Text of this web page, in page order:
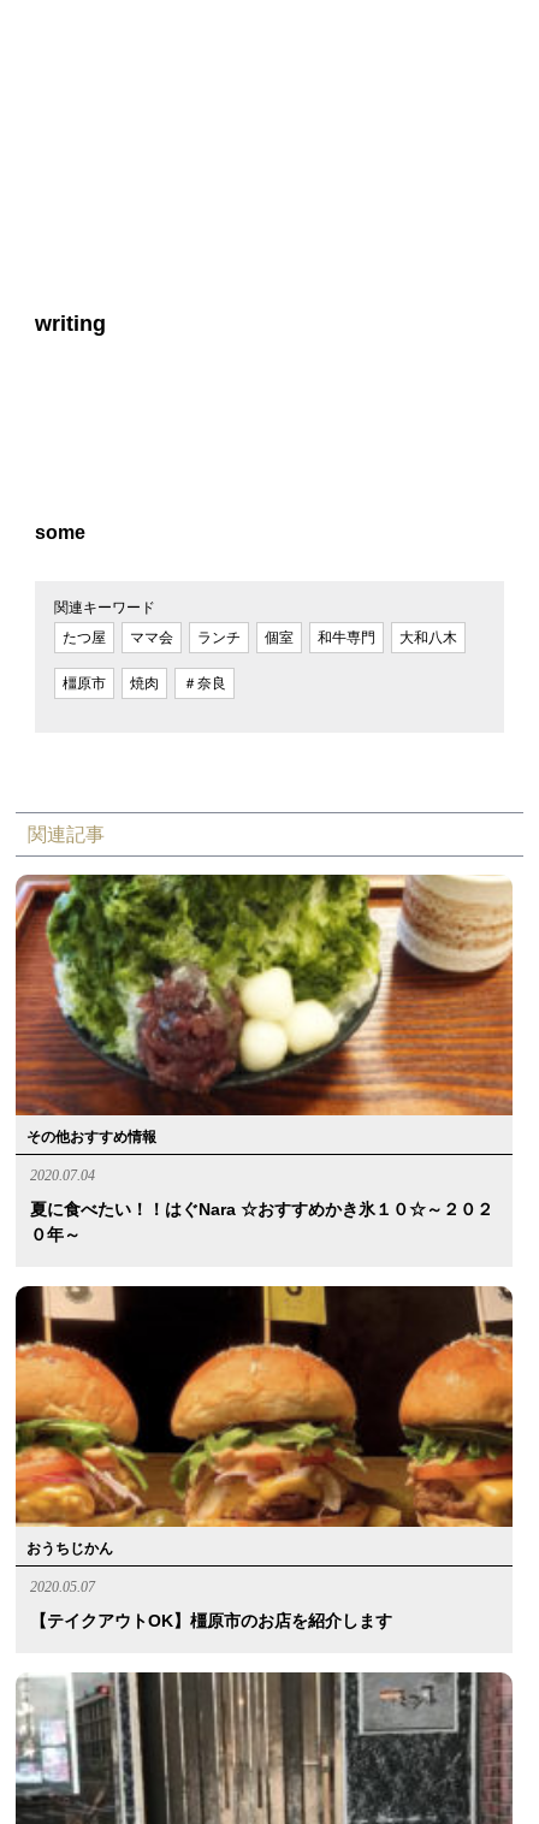
writing
some
関連キーワード
たつ屋
ママ会 ランチ 個室 和牛専門 大和八木
橿原市 焼肉 ＃奈良
関連記事
その他おすすめ情報
2020.07.04
夏に食べたい！！はぐnara ☆おすすめかき氷１０☆～２０２
０年～
おうちじかん
2020.05.07
【テイクアウトOK】橿原市のお店を紹介します